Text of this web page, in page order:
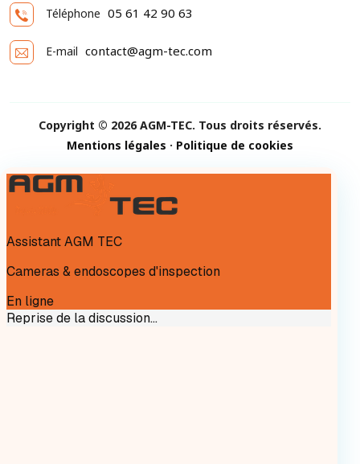
Téléphone 05 61 42 90 63
E-mail contact@agm-tec.com
Copyright © 2026 AGM-TEC. Tous droits réservés.
Mentions légales · Politique de cookies